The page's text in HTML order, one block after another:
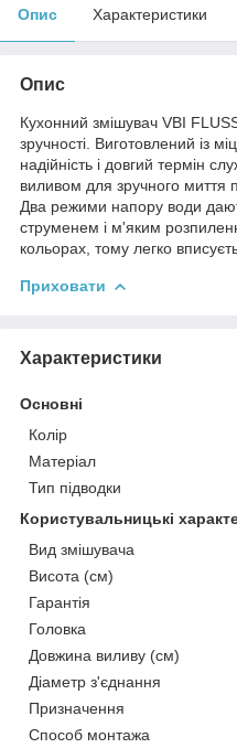
Опис Характеристики
Опис
Кухонний змішувач VBI
зручності. Виготовлений із
надійність і довгий термін
виливом для зручного миття
Два режими напору води
струменем і м'яким
кольорах, тому легко
Приховати
Характеристики
Основні
Колір
Матеріал
Тип підводки
Користувальницькі
Вид змішувача
Висота (см)
Гарантія
Головка
Довжина виливу (см)
Діаметр з'єднання
Призначення
Способ монтажа